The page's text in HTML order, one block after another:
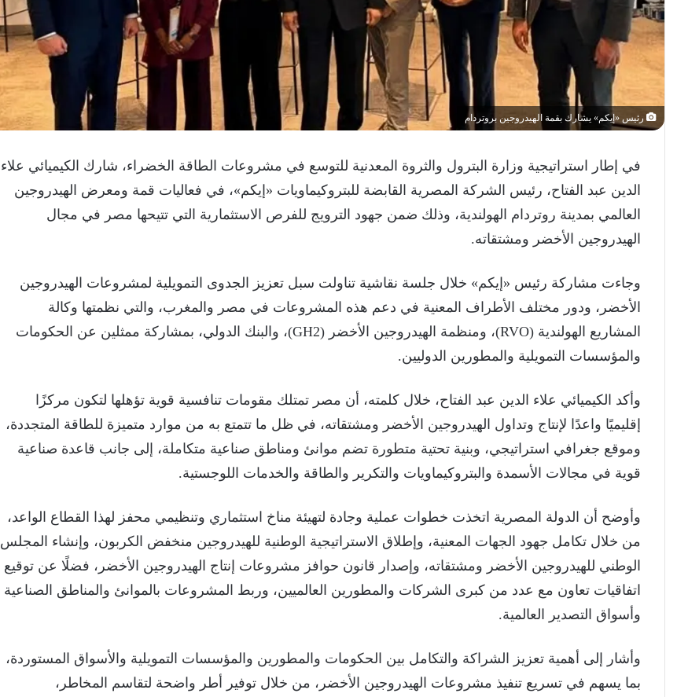
رئيس «إيكم» يشارك بقمة الهيدروجين بروتردام
في إطار استراتيجية وزارة البترول والثروة المعدنية للتوسع في مشروعات الطاقة الخضراء، شارك الكيميائي علاء
الدين عبد الفتاح، رئيس الشركة المصرية القابضة للبتروكيماويات «إيكم»، في فعاليات قمة ومعرض الهيدروجين
العالمي بمدينة روتردام الهولندية، وذلك ضمن جهود الترويج للفرص الاستثمارية التي تتيحها مصر في مجال
الهيدروجين الأخضر ومشتقاته.
وجاءت مشاركة رئيس «إيكم» خلال جلسة نقاشية تناولت سبل تعزيز الجدوى التمويلية لمشروعات الهيدروجين
الأخضر، ودور مختلف الأطراف المعنية في دعم هذه المشروعات في مصر والمغرب، والتي نظمتها وكالة
المشاريع الهولندية (RVO)، ومنظمة الهيدروجين الأخضر (GH2)، والبنك الدولي، بمشاركة ممثلين عن الحكومات
والمؤسسات التمويلية والمطورين الدوليين.
وأكد الكيميائي علاء الدين عبد الفتاح، خلال كلمته، أن مصر تمتلك مقومات تنافسية قوية تؤهلها لتكون مركزًا
إقليميًا واعدًا لإنتاج وتداول الهيدروجين الأخضر ومشتقاته، في ظل ما تتمتع به من موارد متميزة للطاقة المتجددة،
وموقع جغرافي استراتيجي، وبنية تحتية متطورة تضم موانئ ومناطق صناعية متكاملة، إلى جانب قاعدة صناعية
قوية في مجالات الأسمدة والبتروكيماويات والتكرير والطاقة والخدمات اللوجستية.
وأوضح أن الدولة المصرية اتخذت خطوات عملية وجادة لتهيئة مناخ استثماري وتنظيمي محفز لهذا القطاع الواعد،
من خلال تكامل جهود الجهات المعنية، وإطلاق الاستراتيجية الوطنية للهيدروجين منخفض الكربون، وإنشاء المجلس
الوطني للهيدروجين الأخضر ومشتقاته، وإصدار قانون حوافز مشروعات إنتاج الهيدروجين الأخضر، فضلًا عن توقيع
اتفاقيات تعاون مع عدد من كبرى الشركات والمطورين العالميين، وربط المشروعات بالموانئ والمناطق الصناعية
وأسواق التصدير العالمية.
وأشار إلى أهمية تعزيز الشراكة والتكامل بين الحكومات والمطورين والمؤسسات التمويلية والأسواق المستوردة،
بما يسهم في تسريع تنفيذ مشروعات الهيدروجين الأخضر، من خلال توفير أطر واضحة لتقاسم المخاطر،